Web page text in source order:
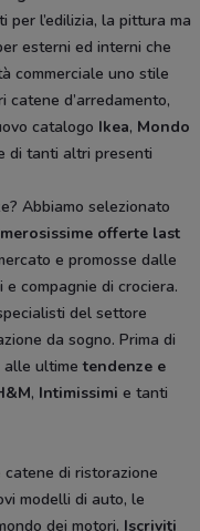
per l’edilizia, la pittura ma
esterni ed interni che
commerciale uno stile
d’arredamento,
catalogo Ikea, Mondo
di tanti altri presenti
Abbiamo selezionato
offerte last
e promosse dalle
compagnie di crociera.
del settore
da sogno. Prima di
alle ultimetendenze e
, Intimissimi e tanti
di ristorazione
modelli di auto, le
dei motori. Iscriviti